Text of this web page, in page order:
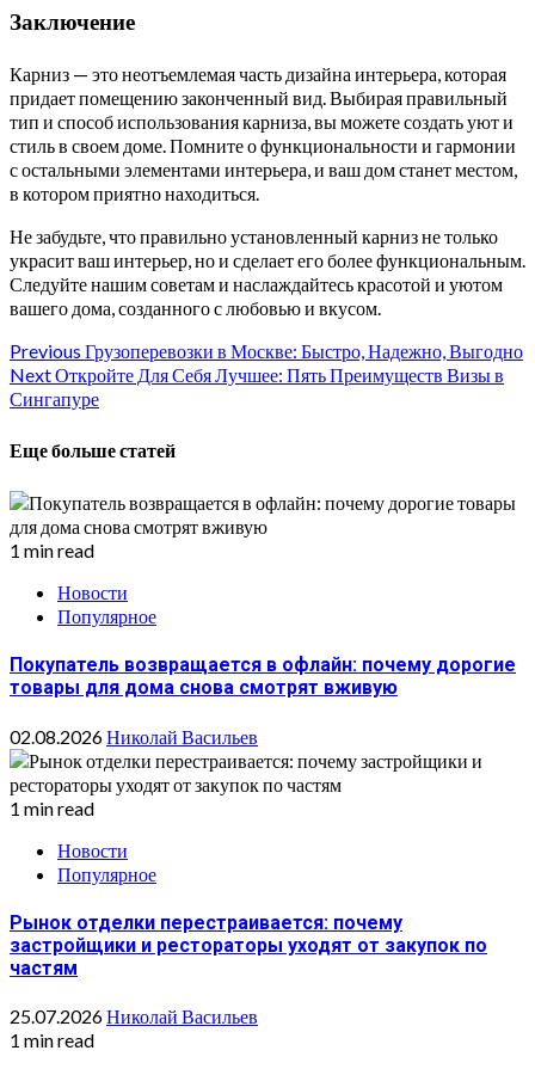
Заключение
Карниз — это неотъемлемая часть дизайна интерьера, которая
придает помещению законченный вид. Выбирая правильный
тип и способ использования карниза, вы можете создать уют и
стиль в своем доме. Помните о функциональности и гармонии
с остальными элементами интерьера, и ваш дом станет местом,
в котором приятно находиться.
Не забудьте, что правильно установленный карниз не только
украсит ваш интерьер, но и сделает его более функциональным.
Следуйте нашим советам и наслаждайтесь красотой и уютом
вашего дома, созданного с любовью и вкусом.
Continue
Reading
Previous Грузоперевозки в Москве: Быстро, Надежно, Выгодно
NextОткройте Для Себя Лучшее: Пять Преимуществ Визы в
Сингапуре
Еще больше статей
1 min read
Новости
Популярное
Покупатель возвращается в офлайн: почему дорогие
товары для дома снова смотрят вживую
02.08.2026Николай Васильев
1 min read
Новости
Популярное
Рынок отделки перестраивается: почему
застройщики и рестораторы уходят от закупок по
частям
25.07.2026Николай Васильев
1 min read